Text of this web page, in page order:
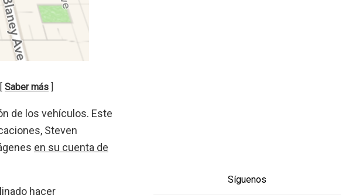
Saber más ]
de los vehículos. Este
Steven
en su cuenta de
hacer
Síguenos